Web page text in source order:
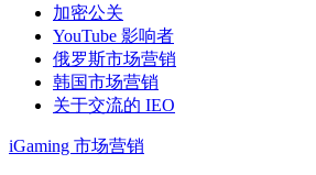
加密公关
YouTube 影响者
俄罗斯市场营销
韩国市场营销
关于交流的 IEO
iGaming 市场营销